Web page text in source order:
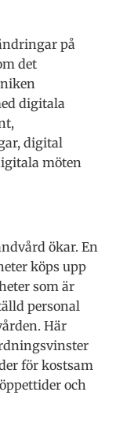
på
det
digitala
digital
möten
ökar. En
köps upp
som är
personal
Här
för kostsam
och